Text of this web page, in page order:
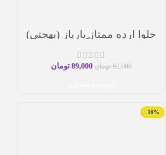
حلوا ارده ممتاز بارپاز (بهجتی)
۵۰۰ گرم
92,000 تومان 89,000 تومان
-10%